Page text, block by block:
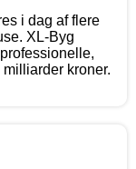
i dag af flere
XL-Byg
kroner.